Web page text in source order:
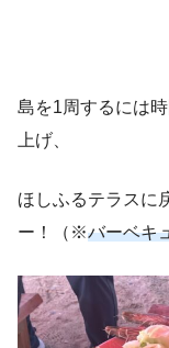
島を1周するには
上げ、
ほしふるテラスに
ー！（※バーベキ